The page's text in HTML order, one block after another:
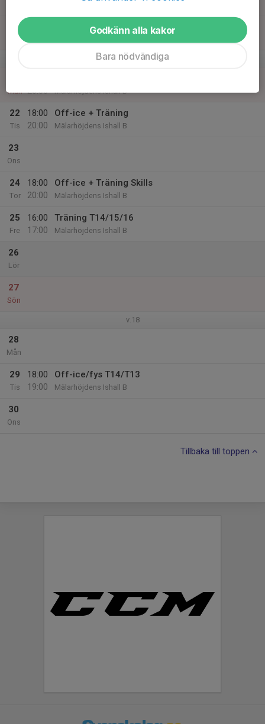
20
Sön
v.17
Mån 20:00
Mälarhöjdens Ishall B
22
Tis
18:00
20:00
Off-ice + Träning
Mälarhöjdens Ishall B
23
Ons
24
Tor
18:00
20:00
Off-ice + Träning Skills
Mälarhöjdens Ishall B
25
Fre
16:00
17:00
Träning T14/15/16
Mälarhöjdens Ishall B
26
Lör
27
Sön
v.18
28
Mån
29
Tis
18:00
19:00
Off-ice/fys T14/T13
Mälarhöjdens Ishall B
30
Ons
Tillbaka till toppen
Godkänn alla kakor
Bara nödvändiga